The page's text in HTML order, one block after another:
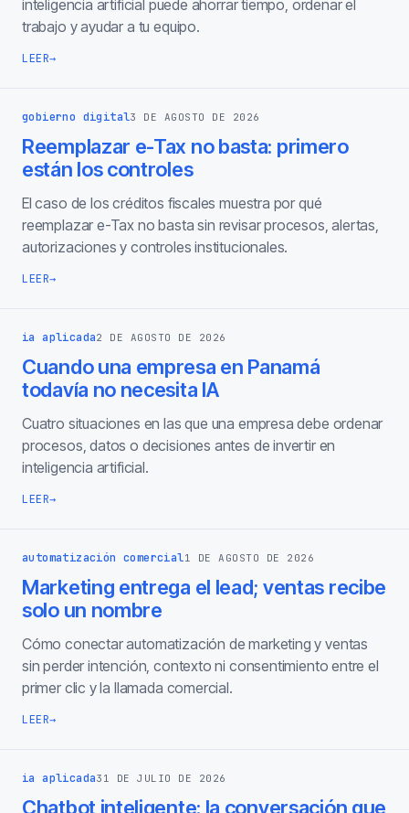
inteligencia artificial puede ahorrar tiempo, ordenar el
trabajo y ayudar a tu equipo.
LEER→
gobierno digital3 DE AGOSTO DE 2026
Reemplazar e-Tax no basta: primero
están los controles
El caso de los créditos fiscales muestra por qué
reemplazar e-Tax no basta sin revisar procesos, alertas,
autorizaciones y controles institucionales.
LEER→
ia aplicada2 DE AGOSTO DE 2026
Cuando una empresa en Panamá
todavía no necesita IA
Cuatro situaciones en las que una empresa debe ordenar
procesos, datos o decisiones antes de invertir en
inteligencia artificial.
LEER→
automatización comercial1 DE AGOSTO DE 2026
Marketing entrega el lead; ventas recibe
solo un nombre
Cómo conectar automatización de marketing y ventas
sin perder intención, contexto ni consentimiento entre el
primer clic y la llamada comercial.
LEER→
ia aplicada31 DE JULIO DE 2026
Chatbot inteligente: la conversación que